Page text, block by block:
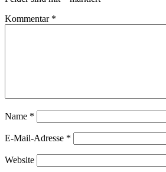
Kommentar *
Name *
E-Mail-Adresse *
Website